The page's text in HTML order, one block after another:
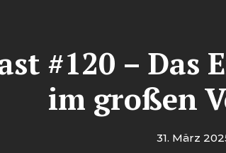
#120 –
im großen
31. März